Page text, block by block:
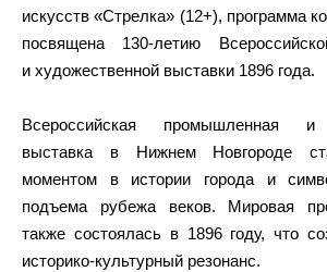
искусств «Стрелка» (12+), программа
посвящена 130-летию
и художественной выставки 1896 года.
Всероссийская промышленная и
выставка в Нижнем Новгороде
моментом в истории города и
подъема рубежа веков. Мировая
также состоялась в 1896 году, что
историко-культурный резонанс.